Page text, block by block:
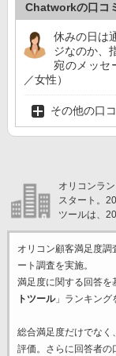
Chatworkの口コ
休みの日は
ジなのか、
宛のメッセ
／女性）
その他の口
オリコンラ
スタート。
ツールは、
オリコン顧客満足度
ート調査を実施。
満足度に関する回答を
トツール」ランキング
総合満足度だけでなく
評価。さらに回答者の